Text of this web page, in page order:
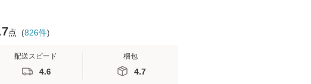
点 (826件)
配送スピード
4.6
梱包
4.7